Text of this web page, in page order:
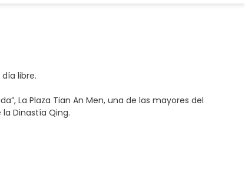
libre.
La Plaza Tian An Men, una de las mayores del
Dinastía Qing.